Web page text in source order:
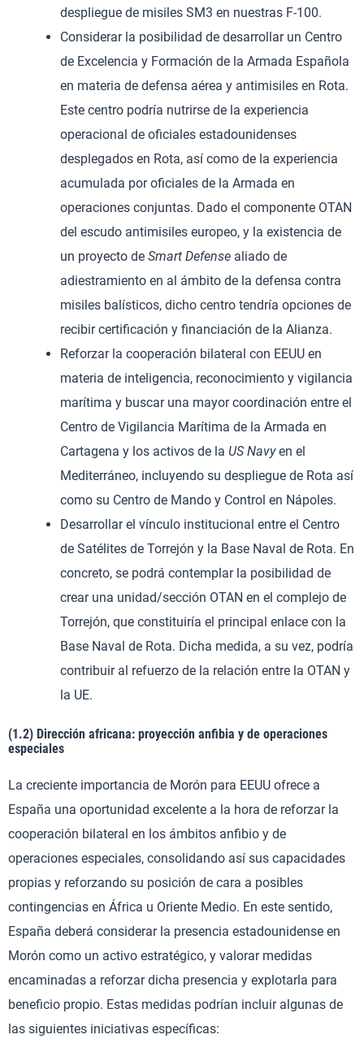
despliegue de misiles SM3 en nuestras F-100.
Considerar la posibilidad de desarrollar un Centro
de Excelencia y Formación de la Armada Española
en materia de defensa aérea y antimisiles en Rota.
Este centro podría nutrirse de la experiencia
operacional de oficiales estadounidenses
desplegados en Rota, así como de la experiencia
acumulada por oficiales de la Armada en
operaciones conjuntas. Dado el componente OTAN
del escudo antimisiles europeo, y la existencia de
un proyecto de Smart Defense aliado de
adiestramiento en al ámbito de la defensa contra
misiles balísticos, dicho centro tendría opciones de
recibir certificación y financiación de la Alianza.
Reforzar la cooperación bilateral con EEUU en
materia de inteligencia, reconocimiento y vigilancia
marítima y buscar una mayor coordinación entre el
Centro de Vigilancia Marítima de la Armada en
Cartagena y los activos de la US Navyen el
Mediterráneo, incluyendo su despliegue de Rota así
como su Centro de Mando y Control en Nápoles.
Desarrollar el vínculo institucional entre el Centro
de Satélites de Torrejón y la Base Naval de Rota. En
concreto, se podrá contemplar la posibilidad de
crear una unidad/sección OTAN en el complejo de
Torrejón, que constituiría el principal enlace con la
Base Naval de Rota. Dicha medida, a su vez, podría
contribuir al refuerzo de la relación entre la OTAN y
la UE.
(1.2) Dirección africana: proyección anfibia y de operaciones
especiales
La creciente importancia de Morón para EEUU ofrece a
España una oportunidad excelente a la hora de reforzar la
cooperación bilateral en los ámbitos anfibio y de
operaciones especiales, consolidando así sus capacidades
propias y reforzando su posición de cara a posibles
contingencias en África u Oriente Medio. En este sentido,
España deberá considerar la presencia estadounidense en
Morón como un activo estratégico, y valorar medidas
encaminadas a reforzar dicha presencia y explotarla para
beneficio propio. Estas medidas podrían incluir algunas de
las siguientes iniciativas específicas: